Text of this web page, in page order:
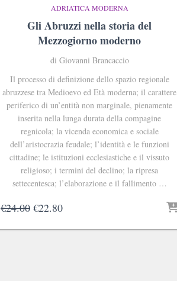
ADRIATICA MODERNA
Gli Abruzzi nella storia del
Mezzogiorno moderno
di Giovanni Brancaccio
Il processo di definizione dello spazio regionale
abruzzese tra Medioevo ed Età moderna; il carattere
periferico di un’entità non marginale, pienamente
inserita nella lunga durata della compagine
regnicola; la vicenda economica e sociale
dell’aristocrazia feudale; l’identità e le funzioni
cittadine; le istituzioni ecclesiastiche e il vissuto
religioso; i termini del declino; la ripresa
settecentesca; l’elaborazione e il fallimento …
€24.00 Il
originale
€22.80Il
attuale